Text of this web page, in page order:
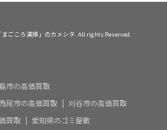
ごころ清掃」のカメシタ. All rights Reserved.
市の高価買取
尾市の高価買取
刈谷市の高価買取
買取 愛知県のゴミ屋敷